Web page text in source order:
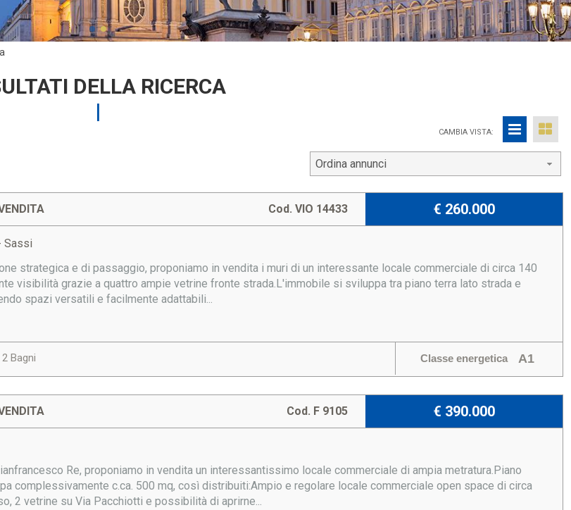
DELLA RICERCA
CAMBIA VISTA:
Ordina annunci
€ 260.000
Cod. VIO 14433
Sassi
strategica e di passaggio, proponiamo in vendita i muri di un interessante locale commerciale di circa 140
visibilità grazie a quattro ampie vetrine fronte strada.L'immobile si sviluppa tra piano terra lato strada e
spazi versatili e facilmente adattabili...
2 Bagni Classe energetica A1
€ 390.000
Cod. F 9105
Re, proponiamo in vendita un interessantissimo locale commerciale di ampia metratura.Piano
complessivamente c.ca. 500 mq, così distribuiti:Ampio e regolare locale commerciale open space di circa
2 vetrine su Via Pacchiotti e possibilità di aprirne...